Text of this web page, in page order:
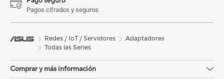
Pagos cifrados y seguros
Redes / IoT / Servidores
Adaptadores
Todas las Series
Comprar y más información